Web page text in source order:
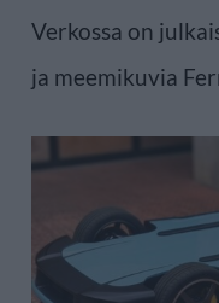
Verkossa on
ja meemikuvia